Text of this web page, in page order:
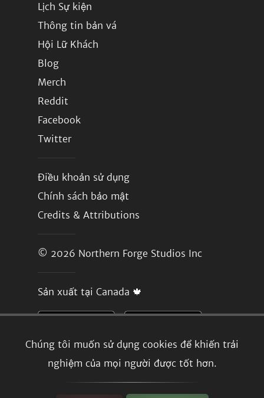
Chúng tôi muốn sử dụng cookies để khiến trải
nghiệm của mọi người được tốt hơn.
Lịch Sự kiện
Thông tin bản vá
Hội Lữ Khách
Blog
Merch
Reddit
Facebook
Twitter
Điều khoản sử dụng
Chính sách bảo mật
Credits & Attributions
© 2026 Northern Forge Studios Inc
Sản xuất tại Canada 🍁